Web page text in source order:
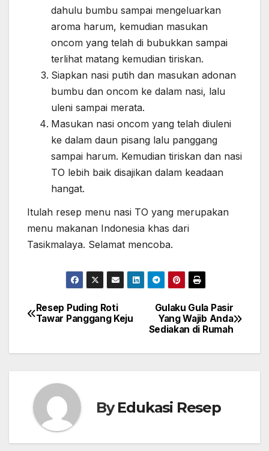
dahulu bumbu sampai mengeluarkan
aroma harum, kemudian masukan
oncom yang telah di bubukkan sampai
terlihat matang kemudian tiriskan.
Siapkan nasi putih dan masukan adonan
bumbu dan oncom ke dalam nasi, lalu
uleni sampai merata.
Masukan nasi oncom yang telah diuleni
ke dalam daun pisang lalu panggang
sampai harum. Kemudian tiriskan dan nasi
TO lebih baik disajikan dalam keadaan
hangat.
Itulah resep menu nasi TO yang merupakan
menu makanan Indonesia khas dari
Tasikmalaya. Selamat mencoba.
Post
Gulaku Gula Pasir
Yang Wajib Anda
Sediakan di Rumah
Resep Puding Roti
Tawar Panggang Keju
ByEdukasi Resep